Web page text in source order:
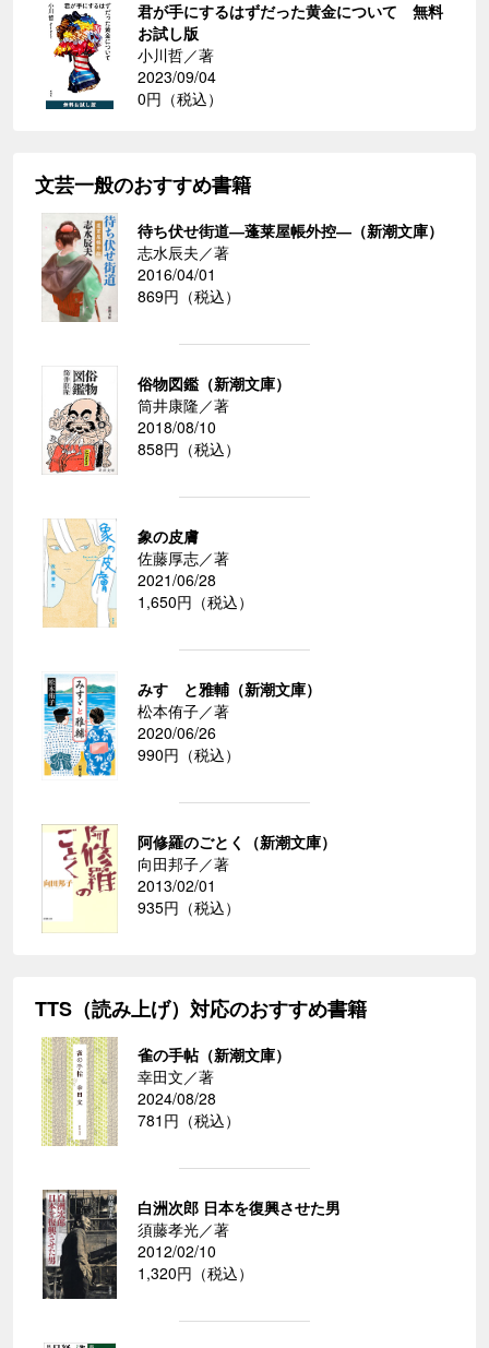
君が手にするはずだった黄金について 無料
お試し版
小川哲／著
2023/09/04
0円（税込）
文芸一般のおすすめ書籍
待ち伏せ街道―蓬莱屋帳外控―（新潮文庫）
志水辰夫／著
2016/04/01
869円（税込）
俗物図鑑（新潮文庫）
筒井康隆／著
2018/08/10
858円（税込）
象の皮膚
佐藤厚志／著
2021/06/28
1,650円（税込）
みすゞと雅輔（新潮文庫）
松本侑子／著
2020/06/26
990円（税込）
阿修羅のごとく（新潮文庫）
向田邦子／著
2013/02/01
935円（税込）
TTS（読み上げ）対応のおすすめ書籍
雀の手帖（新潮文庫）
幸田文／著
2024/08/28
781円（税込）
白洲次郎 日本を復興させた男
須藤孝光／著
2012/02/10
1,320円（税込）